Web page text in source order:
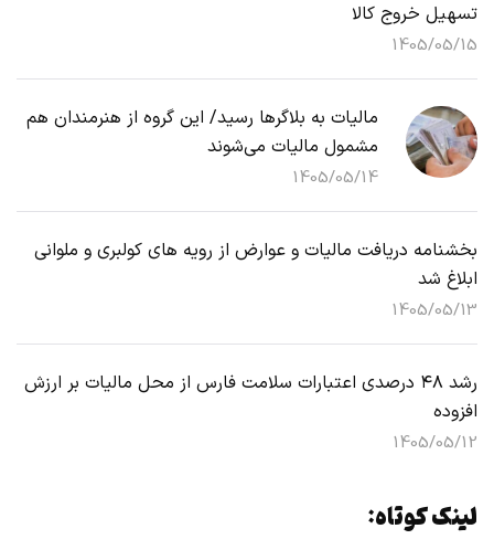
تسهیل خروج کالا
1405/05/15
مالیات به بلاگرها رسید/ این گروه از هنرمندان هم
مشمول مالیات می‌شوند
1405/05/14
بخشنامه دریافت مالیات و عوارض از رویه های کولبری و ملوانی
ابلاغ شد
1405/05/13
رشد ۴۸ درصدی اعتبارات سلامت فارس از محل مالیات بر ارزش
افزوده
1405/05/12
لینک کوتاه: